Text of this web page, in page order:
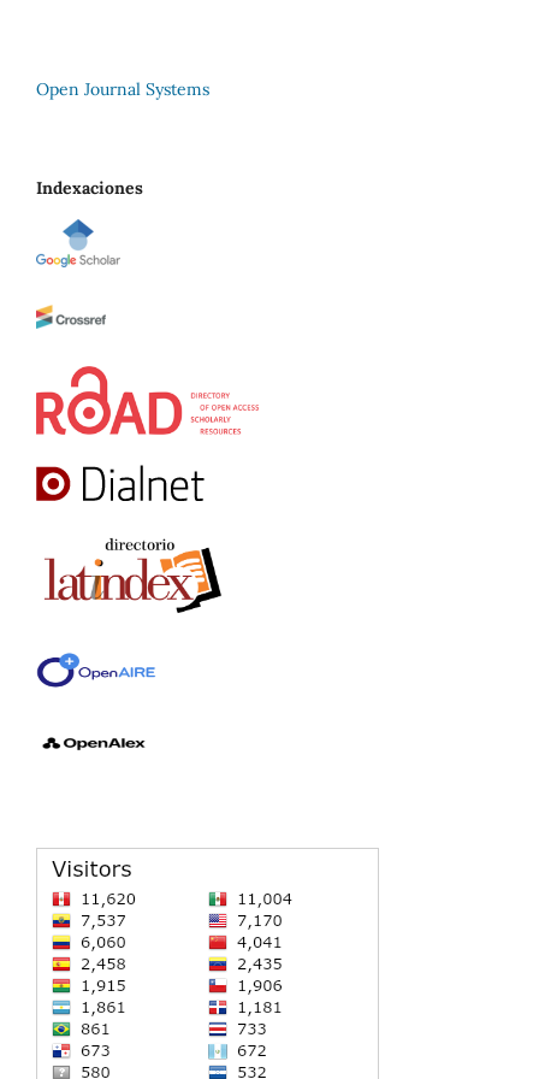
Open Journal Systems
Indexaciones